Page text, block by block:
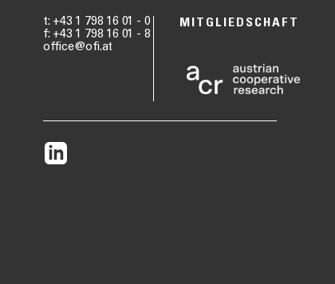
t: +43 1 798 16 01 - 0
f: +43 1 798 16 01 - 8
office@ofi.at
MITGLIEDSCHAFT